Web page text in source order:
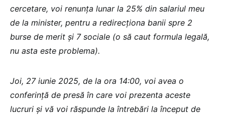
cercetare, voi renunța lunar la 25% din salariul meu
de la minister, pentru a redirecționa banii spre 2
burse de merit și 7 sociale (o să caut formula legală,
nu asta este problema).
Joi, 27 iunie 2025, de la ora 14:00, voi avea o
conferință de presă în care voi prezenta aceste
lucruri și vă voi răspunde la întrebări la început de